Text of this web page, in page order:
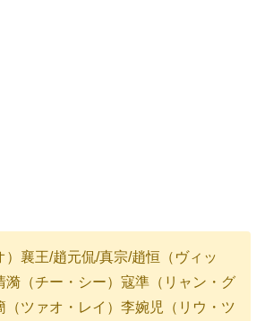
）襄王/趙元侃/真宗/趙恒（ヴィッ
漪（チー・シー）寇準（リャン・グ
（ツァオ・レイ）李婉児（リウ・ツ